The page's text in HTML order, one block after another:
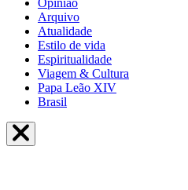
Opinião
Arquivo
Atualidade
Estilo de vida
Espiritualidade
Viagem & Cultura
Papa Leão XIV
Brasil